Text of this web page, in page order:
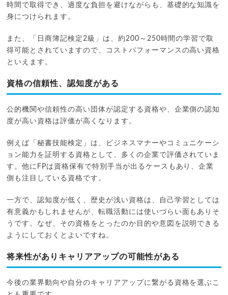
時間で取得でき、過度な負担を避けながらも、基礎的な知識を
身につけられます。
また、「日商簿記検定2級」は、約200～250時間の学習で取
得可能とされていますので、コストパフォーマンスの高い資格
といえます。
資格の信頼性、認知度がある
公的機関や信頼性の高い団体が認定する資格や、企業側の認知
度が高い資格は評価が高くなります。
例えば「秘書技能検定」は、ビジネスマナーやコミュニケーシ
ョン能力を証明する資格として、多くの企業で評価されていま
す。他にFPは資格保有で特別手当が出るケースもあり、企業
側も注目している資格です。
一方で、認知度が低く、歴史が浅い資格は、自己学習としては
有意義かもしれませんが、転職活動には使いづらい面もありそ
うです。なぜ、その資格をとったのか目的や意図を説明できる
ようにしておくとよいですね。
将来性がありキャリアアップの可能性がある
今後の業界動向や自分のキャリアアップに繋がる資格を選ぶこ